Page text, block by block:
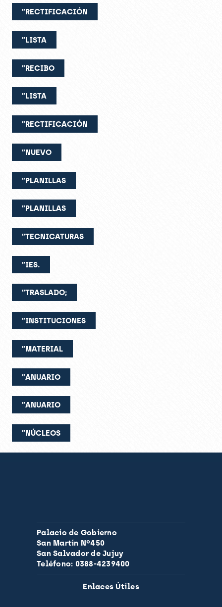
”RECTIFICACIÓN
”LISTA
”RECIBO
”LISTA
”RECTIFICACIÓN
”NUEVO
”PLANILLAS
”PLANILLAS
”TECNICATURAS
”IES.
”TRASLADO;
”INSTITUCIONES
”MATERIAL
”ANUARIO
”ANUARIO
”NÚCLEOS
Palacio de Gobierno
San Martín Nº450
San Salvador de Jujuy
Teléfono: 0388-4239400
Enlaces Útiles